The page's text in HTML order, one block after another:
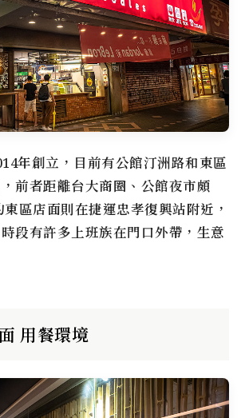
年創立，目前有公館汀洲路和東區
前者距離台大商圈、公館夜市頗
區店面則在捷運忠孝復興站附近，
段有許多上班族在門口外帶，生意
用餐環境